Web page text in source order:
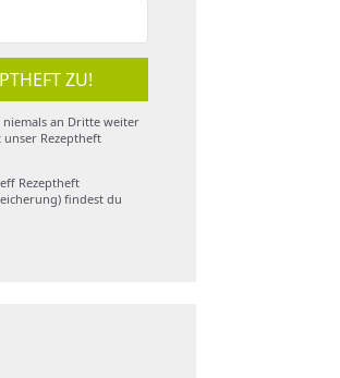
ZU!
niemals an Dritte weiter
unser Rezeptheft
Rezeptheft
findest du